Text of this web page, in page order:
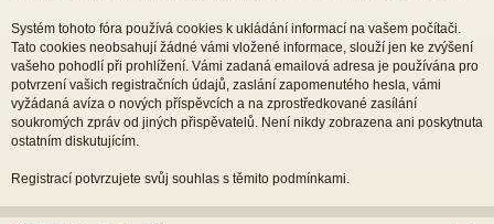
Systém tohoto fóra používá cookies k ukládání informací na vašem počítači.
Tato cookies neobsahují žádné vámi vložené informace, slouží jen ke zvýšení
vašeho pohodlí při prohlížení. Vámi zadaná emailová adresa je používána pro
potvrzení vašich registračních údajů, zaslání zapomenutého hesla, vámi
vyžádaná avíza o nových příspěvcích a na zprostředkované zasílání
soukromých zpráv od jiných přispěvatelů. Není nikdy zobrazena ani poskytnuta
ostatním diskutujícím.
Registrací potvrzujete svůj souhlas s těmito podmínkami.